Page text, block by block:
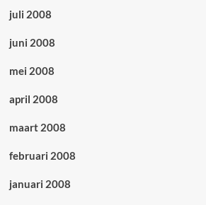
juli 2008
juni 2008
mei 2008
april 2008
maart 2008
februari 2008
januari 2008